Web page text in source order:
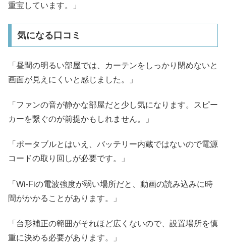
重宝しています。」
気になる口コミ
「昼間の明るい部屋では、カーテンをしっかり閉めないと
画面が見えにくいと感じました。」
「ファンの音が静かな部屋だと少し気になります。スピー
カーを繋ぐのが前提かもしれません。」
「ポータブルとはいえ、バッテリー内蔵ではないので電源
コードの取り回しが必要です。」
「Wi-Fiの電波強度が弱い場所だと、動画の読み込みに時
間がかかることがあります。」
「台形補正の範囲がそれほど広くないので、設置場所を慎
重に決める必要があります。」